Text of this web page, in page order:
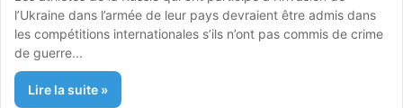
l’Ukraine dans l’armée de leur pays devraient être admis dans
les compétitions internationales s’ils n’ont pas commis de crime
de guerre...
Lire la suite »